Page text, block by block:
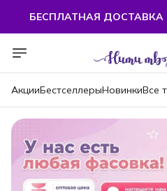
БЕСПЛАТНАЯ ДОСТАВКА
АкцииБестселлерыНовинкиВсе